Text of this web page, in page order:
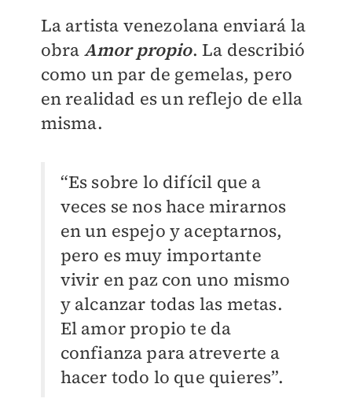
La artista venezolana enviará la
obra Amor propio. La describió
como un par de gemelas, pero
en realidad es un reflejo de ella
misma.
“Es sobre lo difícil que a
veces se nos hace mirarnos
en un espejo y aceptarnos,
pero es muy importante
vivir en paz con uno mismo
y alcanzar todas las metas.
El amor propio te da
confianza para atreverte a
hacer todo lo que quieres”.